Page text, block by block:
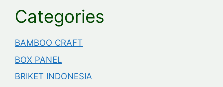
Categories
BAMBOO CRAFT
BOX PANEL
BRIKET INDONESIA